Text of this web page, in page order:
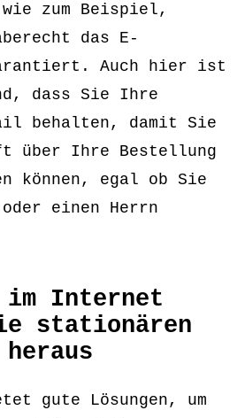
zum Beispiel,
das E-
Auch hier ist
dass Sie Ihre
behalten, damit Sie
über Ihre Bestellung
können, egal ob Sie
einen Herrn
im Internet
stationären
gute Lösungen, um